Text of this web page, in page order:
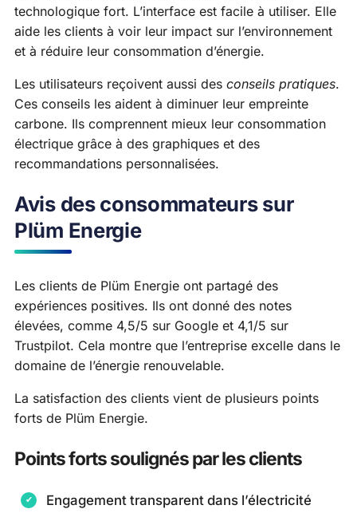
technologique fort. L’interface est facile à utiliser. Elle
aide les clients à voir leur impact sur l’environnement
et à réduire leur consommation d’énergie.
Les utilisateurs reçoivent aussi des conseils pratiques.
Ces conseils les aident à diminuer leur empreinte
carbone. Ils comprennent mieux leur consommation
électrique grâce à des graphiques et des
recommandations personnalisées.
Avis des consommateurs sur
Plüm Energie
Les clients de Plüm Energie ont partagé des
expériences positives. Ils ont donné des notes
élevées, comme 4,5/5 sur Google et 4,1/5 sur
Trustpilot. Cela montre que l’entreprise excelle dans le
domaine de l’énergie renouvelable.
La satisfaction des clients vient de plusieurs points
forts de Plüm Energie.
Points forts soulignés par les clients
Engagement transparent dans l’électricité